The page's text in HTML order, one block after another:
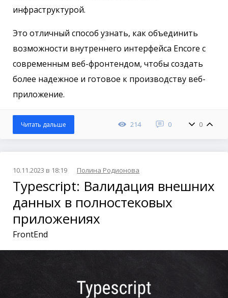
инфраструктурой.
Это отличный способ узнать, как объединить
возможности внутреннего интерфейса Encore с
современным веб-фронтендом, чтобы создать
более надежное и готовое к производству веб-
приложение.
214 0 0
Читать дальше
10.11.2023 в 18:19 Полина Родионова
Typescript: Валидация внешних
данных в полностековых
приложениях
FrontEnd